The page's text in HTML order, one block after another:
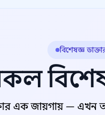
বিশেষজ্ঞ
এক জায়গায় — এখন